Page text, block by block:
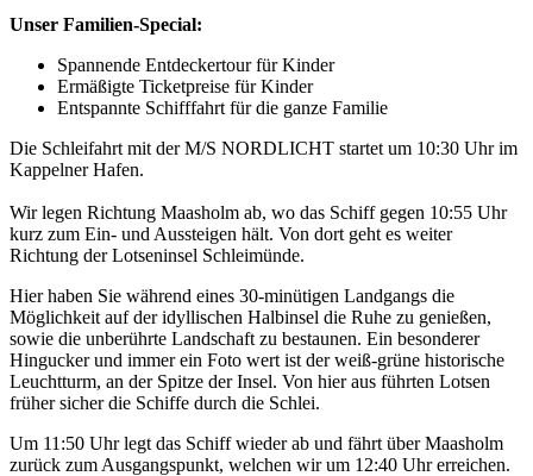
Unser Familien-Special:
Spannende Entdeckertour für Kinder
Ermäßigte Ticketpreise für Kinder
Entspannte Schifffahrt für die ganze Familie
Die Schleifahrt mit der M/S NORDLICHT startet um 10:30 Uhr im
Kappelner Hafen.
Wir legen Richtung Maasholm ab, wo das Schiff gegen 10:55 Uhr
kurz zum Ein- und Aussteigen hält. Von dort geht es weiter
Richtung der Lotseninsel Schleimünde.
Hier haben Sie während eines 30-minütigen Landgangs die
Möglichkeit auf der idyllischen Halbinsel die Ruhe zu genießen,
sowie die unberührte Landschaft zu bestaunen. Ein besonderer
Hingucker und immer ein Foto wert ist der weiß-grüne historische
Leuchtturm, an der Spitze der Insel. Von hier aus führten Lotsen
früher sicher die Schiffe durch die Schlei.
Um 11:50 Uhr legt das Schiff wieder ab und fährt über Maasholm
zurück zum Ausgangspunkt, welchen wir um 12:40 Uhr erreichen.